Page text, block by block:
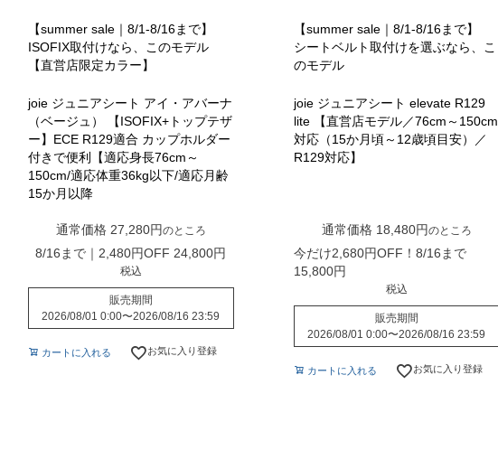
【summer sale｜8/1-8/16まで】
ISOFIX取付けなら、このモデル
【直営店限定カラー】
joie ジュニアシート アイ・アバーナ
（ベージュ） 【ISOFIX+トップテザ
ー】ECE R129適合 カップホルダー
付きで便利【適応身長76cm～
150cm/適応体重36kg以下/適応月齢
15か月以降
通常価格 27,280 のところ
8/16まで｜2,480円OFF 24,800
税込
販売期間
2026/08/01 0:00〜2026/08/16 23:59
カートに入れる お気に入り登録
【summer sale｜8/1-8/16まで】
シートベルト取付けを選ぶなら、こ
のモデル
joie ジュニアシート elevate R129
lite 【直営店モデル／76cm～150cm
対応（15か月頃～12歳頃目安）／
R129対応】
通常価格 18,480 のところ
今だけ2,680円OFF！8/16まで
15,800
税込
販売期間
2026/08/01 0:00〜2026/08/16 23:59
カートに入れる お気に入り登録